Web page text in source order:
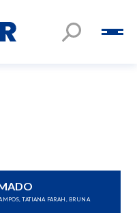
TATIANA FARAH, BRUNA